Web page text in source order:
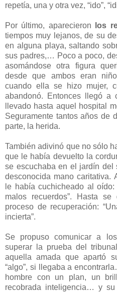
repetía, una y otra vez, “ido”,
Por último, aparecieron los
tiempos muy lejanos, de su
en alguna playa, saltando
sus padres,… Poco a poco,
asomándose otra figura
desde que ambos eran
cuando ella se hizo mujer,
abandonó. Entonces llegó a
llevado hasta aquel hospital
Seguramente tantos años de
parte, la herida.
También adivinó que no sólo
que le había devuelto la
se escuchaba en el jardín del
desconocida mano caritativa.
le había cuchicheado al
malos recuerdos”. Hasta
proceso de recuperación:
incierta”.
Se propuso comunicar a
superar la prueba del
aquella amada que apartó
“algo”, si llegaba a
hombre con un plan, un
recobrada inteligencia… y